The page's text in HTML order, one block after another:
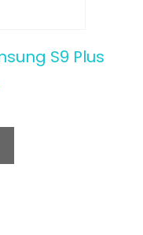
S9 Plus